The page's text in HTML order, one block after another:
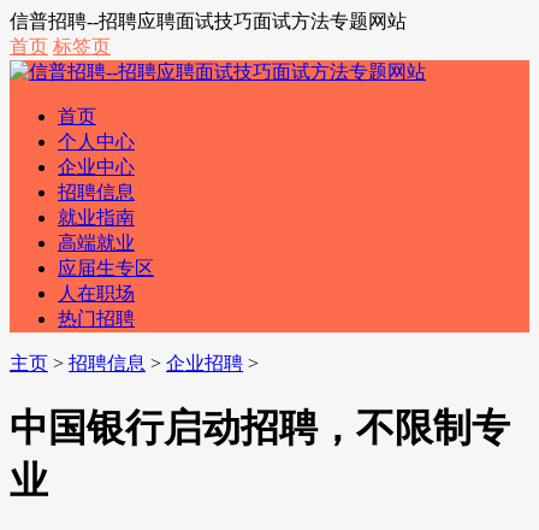
信普招聘--招聘应聘面试技巧面试方法专题网站
首页 标签页
首页
个人中心
企业中心
招聘信息
就业指南
高端就业
应届生专区
人在职场
热门招聘
主页 > 招聘信息 > 企业招聘 >
中国银行启动招聘，不限制专
业